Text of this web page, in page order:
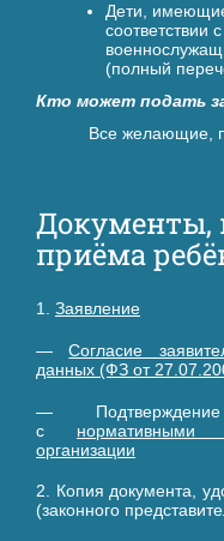
Дети,
соответствии
(полный
Кто может подать
Все желающие, при
Документы,
приёма
1. Заявление
—Согласие
данных (ФЗ от
—
с нормативными
организации
2. Копия документа,
(законного